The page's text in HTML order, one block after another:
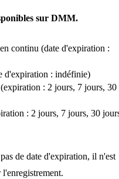
sur DMM.
continu (date d'expiration :
d'expiration : indéfinie)
: 2 jours, 7 jours, 30
: 2 jours, 7 jours, 30
de date d'expiration, il n'est
l'enregistrement.